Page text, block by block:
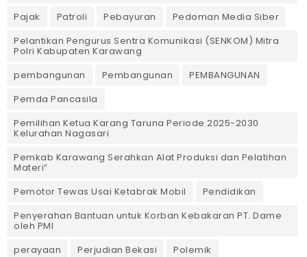
Pajak
Patroli Pebayuran
Pedoman Media Siber
Pelantikan Pengurus Sentra Komunikasi (SENKOM) Mitra
Polri Kabupaten Karawang
pembangunan
Pembangunan
PEMBANGUNAN
Pemda Pancasila
Pemilihan Ketua Karang Taruna Periode 2025-2030
Kelurahan Nagasari
Pemkab Karawang Serahkan Alat Produksi dan Pelatihan
Materi”
Pemotor Tewas Usai Ketabrak Mobil‎
Pendidikan
Penyerahan Bantuan untuk Korban Kebakaran PT. Dame
oleh PMI
perayaan
Perjudian Bekasi
Polemik